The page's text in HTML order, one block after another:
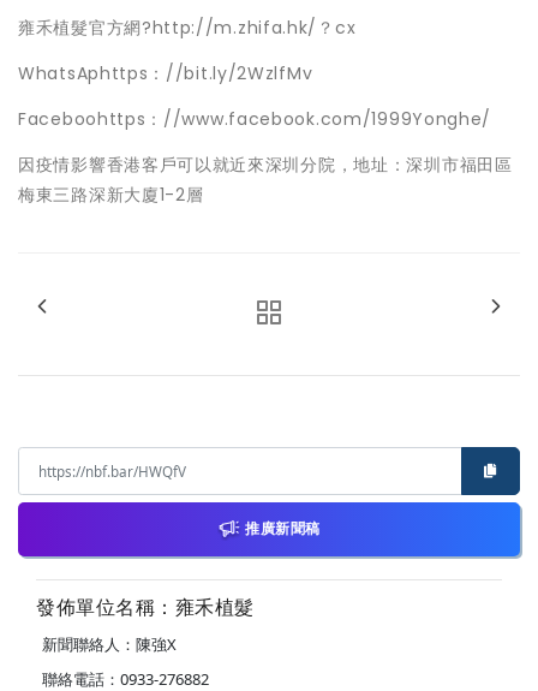
雍禾植髮官方網?http://m.zhifa.hk/？cx
WhatsAphttps：//bit.ly/2WzlfMv
Faceboohttps：//www.facebook.com/1999Yonghe/
因疫情影響香港客戶可以就近來深圳分院，地址：深圳市福田區
梅東三路深新大廈1-2層
推廣新聞稿
發佈單位名稱：雍禾植髮
新聞聯絡人：陳強X
聯絡電話：0933-276882